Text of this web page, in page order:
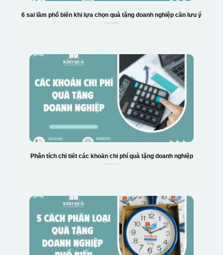
6 sai lầm phổ biến khi lựa chọn quà tặng doanh nghiệp cần lưu ý
Phân tích chi tiết các khoản chi phí quà tặng doanh nghiệp